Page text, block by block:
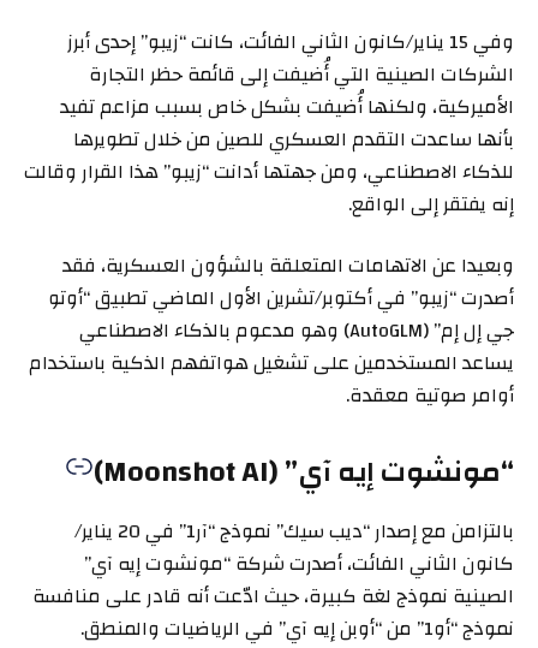
وفي 15 يناير/كانون الثاني الفائت، كانت “زيبو” إحدى أبرز
الشركات الصينية التي أُضيفت إلى قائمة حظر التجارة
الأميركية، ولكنها أُضيفت بشكل خاص بسبب مزاعم تفيد
بأنها ساعدت التقدم العسكري للصين من خلال تطويرها
للذكاء الاصطناعي، ومن جهتها أدانت “زيبو” هذا القرار وقالت
إنه يفتقر إلى الواقع.
وبعيدا عن الاتهامات المتعلقة بالشؤون العسكرية، فقد
أصدرت “زيبو” في أكتوبر/تشرين الأول الماضي تطبيق “أوتو
جي إل إم” (AutoGLM) وهو مدعوم بالذكاء الاصطناعي
يساعد المستخدمين على تشغيل هواتفهم الذكية باستخدام
أوامر صوتية معقدة.
“مونشوت إيه آي” (Moonshot AI)
بالتزامن مع إصدار “ديب سيك” نموذج “آر1” في 20 يناير/
كانون الثاني الفائت، أصدرت شركة “مونشوت إيه آي”
الصينية نموذج لغة كبيرة، حيث ادّعت أنه قادر على منافسة
نموذج “أو1” من “أوبن إيه آي” في الرياضيات والمنطق.